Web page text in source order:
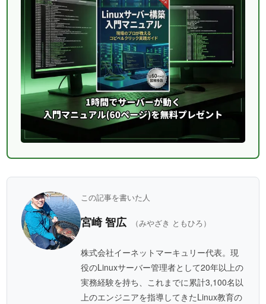
この記事を書いた人
宮崎 智広 （みやざき ともひろ）
株式会社イーネットマーキュリー代表。現
役のLinuxサーバー管理者として20年以上の
実務経験を持ち、これまでに累計3,100名以
上のエンジニアを指導してきたLinux教育の